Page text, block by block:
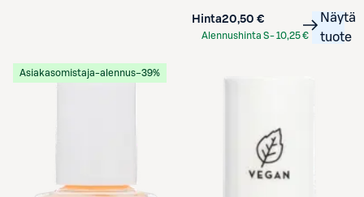
Hinta20,50 €
Alennushinta S-10,25 €
Näytä
tuote
Asiakasomistaja-alennus−39%